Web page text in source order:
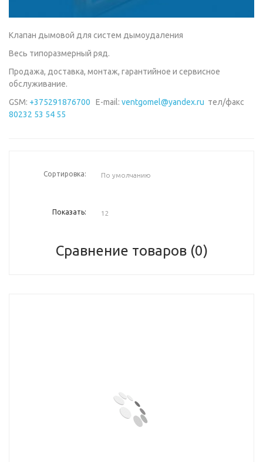
Клапан дымовой для систем дымоудаления
Весь типоразмерный ряд.
Продажа, доставка, монтаж, гарантийное и сервисное
обслуживание.
GSM: +375291876700 E-mail: ventgomel@yandex.ru тел/факс
80232 53 54 55
Сортировка:
Показать:
Сравнение товаров (0)